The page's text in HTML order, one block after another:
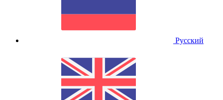
Русский